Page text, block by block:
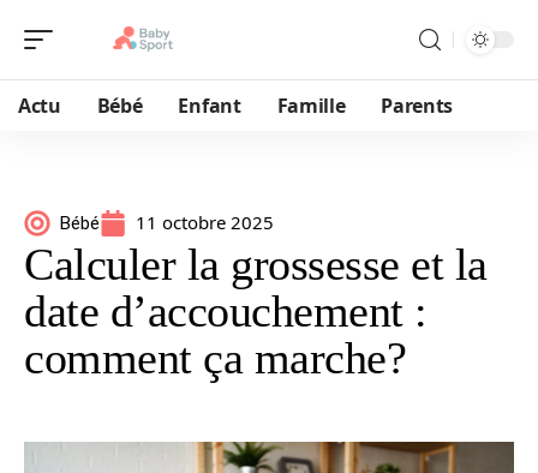
Actu Bébé Enfant Famille Parents
Bébé 11 octobre 2025
Calculer la grossesse et la
date d’accouchement :
comment ça marche?